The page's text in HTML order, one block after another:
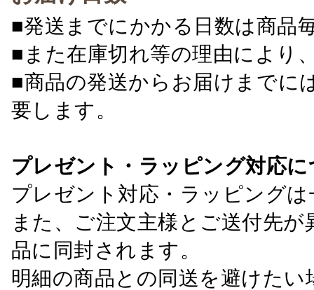
■発送までにかかる日数は商品
■また在庫切れ等の理由により
■商品の発送からお届けまでに
要します。
プレゼント・ラッピング対応
プレゼント対応・ラッピング
また、ご注文主様とご送付先
品に同封されます。
明細の商品との同送を避けた